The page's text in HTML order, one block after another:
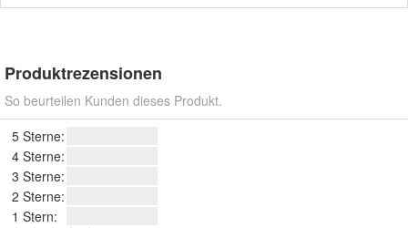
Produktrezensionen
So beurteilen Kunden dieses Produkt.
5 Sterne:
4 Sterne:
3 Sterne:
2 Sterne:
1 Stern: